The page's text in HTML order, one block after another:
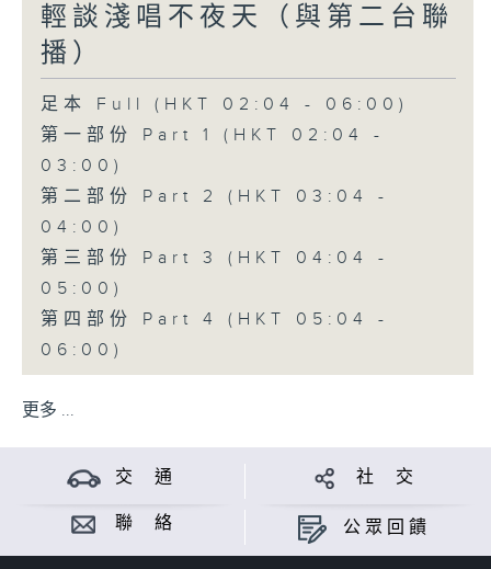
輕談淺唱不夜天（與第二台聯
播）
足本 Full (HKT 02:04 - 06:00)
第一部份 Part 1 (HKT 02:04 -
03:00)
第二部份 Part 2 (HKT 03:04 -
04:00)
第三部份 Part 3 (HKT 04:04 -
05:00)
第四部份 Part 4 (HKT 05:04 -
06:00)
更多 ...
交 通 社 交
聯 絡 公眾回饋